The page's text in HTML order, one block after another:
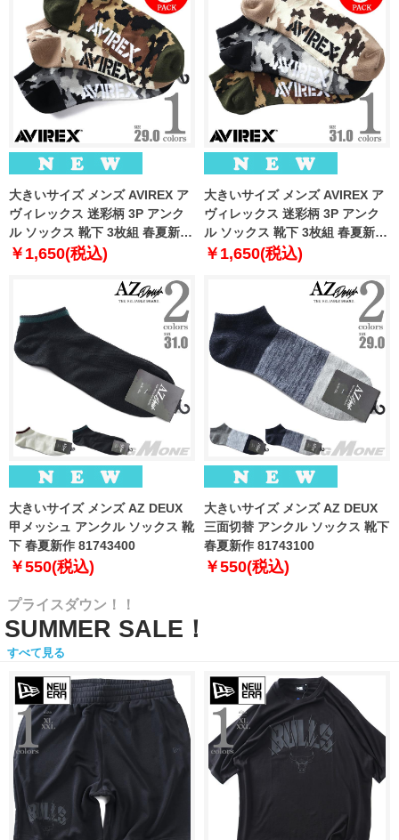
大きいサイズ メンズ AVIREX ア
ヴィレックス 迷彩柄 3P アンク
ル ソックス 靴下 3枚組 春夏新作
81713400
￥1,650(税込)
大きいサイズ メンズ AVIREX ア
ヴィレックス 迷彩柄 3P アンク
ル ソックス 靴下 3枚組 春夏新作
81713500
￥1,650(税込)
大きいサイズ メンズ AZ DEUX
甲メッシュ アンクル ソックス 靴
下 春夏新作 81743400
￥550(税込)
大きいサイズ メンズ AZ DEUX
三面切替 アンクル ソックス 靴下
春夏新作 81743100
￥550(税込)
プライスダウン！！
SUMMER SALE！
すべて見る